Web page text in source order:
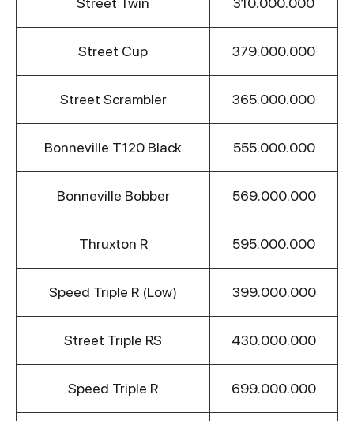
Street Cup 379.000.000
Street Scrambler 365.000.000
Bonneville T120 Black 555.000.000
Bonneville Bobber 569.000.000
Thruxton R 595.000.000
Speed Triple R (Low) 399.000.000
Street Triple RS 430.000.000
Speed Triple R 699.000.000